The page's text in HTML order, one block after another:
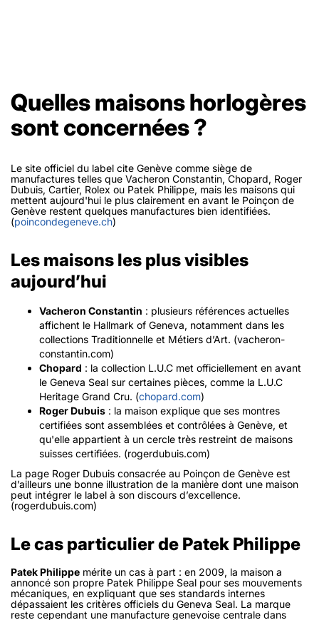
Quelles maisons horlogères
sont concernées ?
Le site officiel du label cite Genève comme siège de
manufactures telles que Vacheron Constantin, Chopard, Roger
Dubuis, Cartier, Rolex ou Patek Philippe, mais les maisons qui
mettent aujourd'hui le plus clairement en avant le Poinçon de
Genève restent quelques manufactures bien identifiées.
(poincondegeneve.ch)
Les maisons les plus visibles
aujourd’hui
Vacheron Constantin : plusieurs références actuelles
affichent le Hallmark of Geneva, notamment dans les
collections Traditionnelle et Métiers d’Art. (vacheron-
constantin.com)
Chopard : la collection L.U.C met officiellement en avant
le Geneva Seal sur certaines pièces, comme la L.U.C
Heritage Grand Cru. (chopard.com)
Roger Dubuis : la maison explique que ses montres
certifiées sont assemblées et contrôlées à Genève, et
qu'elle appartient à un cercle très restreint de maisons
suisses certifiées. (rogerdubuis.com)
La page Roger Dubuis consacrée au Poinçon de Genève est
d’ailleurs une bonne illustration de la manière dont une maison
peut intégrer le label à son discours d’excellence.
(rogerdubuis.com)
Le cas particulier de Patek Philippe
Patek Philippe mérite un cas à part : en 2009, la maison a
annoncé son propre Patek Philippe Seal pour ses mouvements
mécaniques, en expliquant que ses standards internes
dépassaient les critères officiels du Geneva Seal. La marque
reste cependant une manufacture genevoise centrale dans